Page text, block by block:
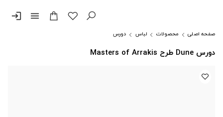
menu
login
صفحه اصلی محصولات لباس دورس
دورس Dune طرح Masters of Arrakis